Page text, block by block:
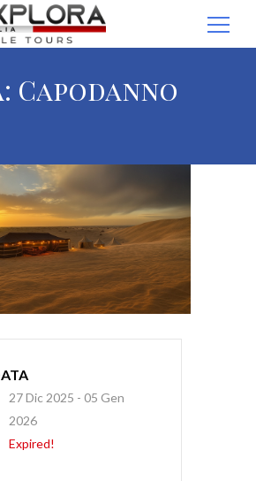
Capodanno
27 Dic 2025 - 05 Gen
2026
Expired!